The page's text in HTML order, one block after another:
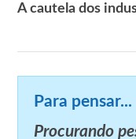
A cautela dos
Para pensar...
Procurando